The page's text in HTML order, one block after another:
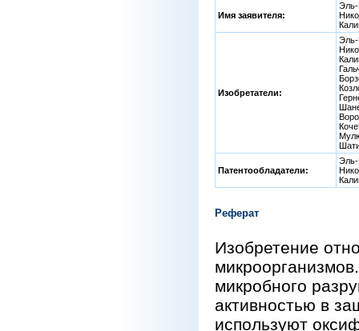
Имя заявителя:
Эль-
Изобретатели:
Эль-
Патентообладатели:
Эль-
Реферат
Изобретение
микробного
активностью в
используют